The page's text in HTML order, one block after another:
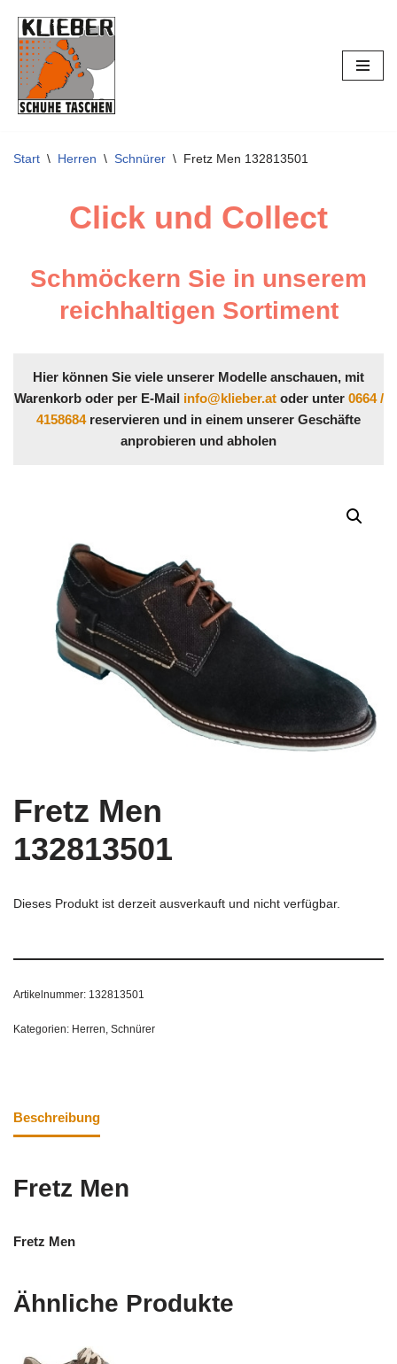
Zum
Inhalt
springen
Start \ Herren \ Schnürer \ Fretz Men 132813501
Click und Collect
Schmöckern Sie in unserem
reichhaltigen Sortiment
Hier können Sie viele unserer Modelle anschauen, mit
Warenkorb oder per E-Mail info@klieber.atoder unter 0664 /
4158684reservieren und in einem unserer Geschäfte
anprobieren und abholen
Fretz Men
132813501
Dieses Produkt ist derzeit ausverkauft und nicht verfügbar.
Artikelnummer: 132813501
Kategorien: Herren, Schnürer
Beschreibung
Fretz Men
Fretz Men
Ähnliche Produkte